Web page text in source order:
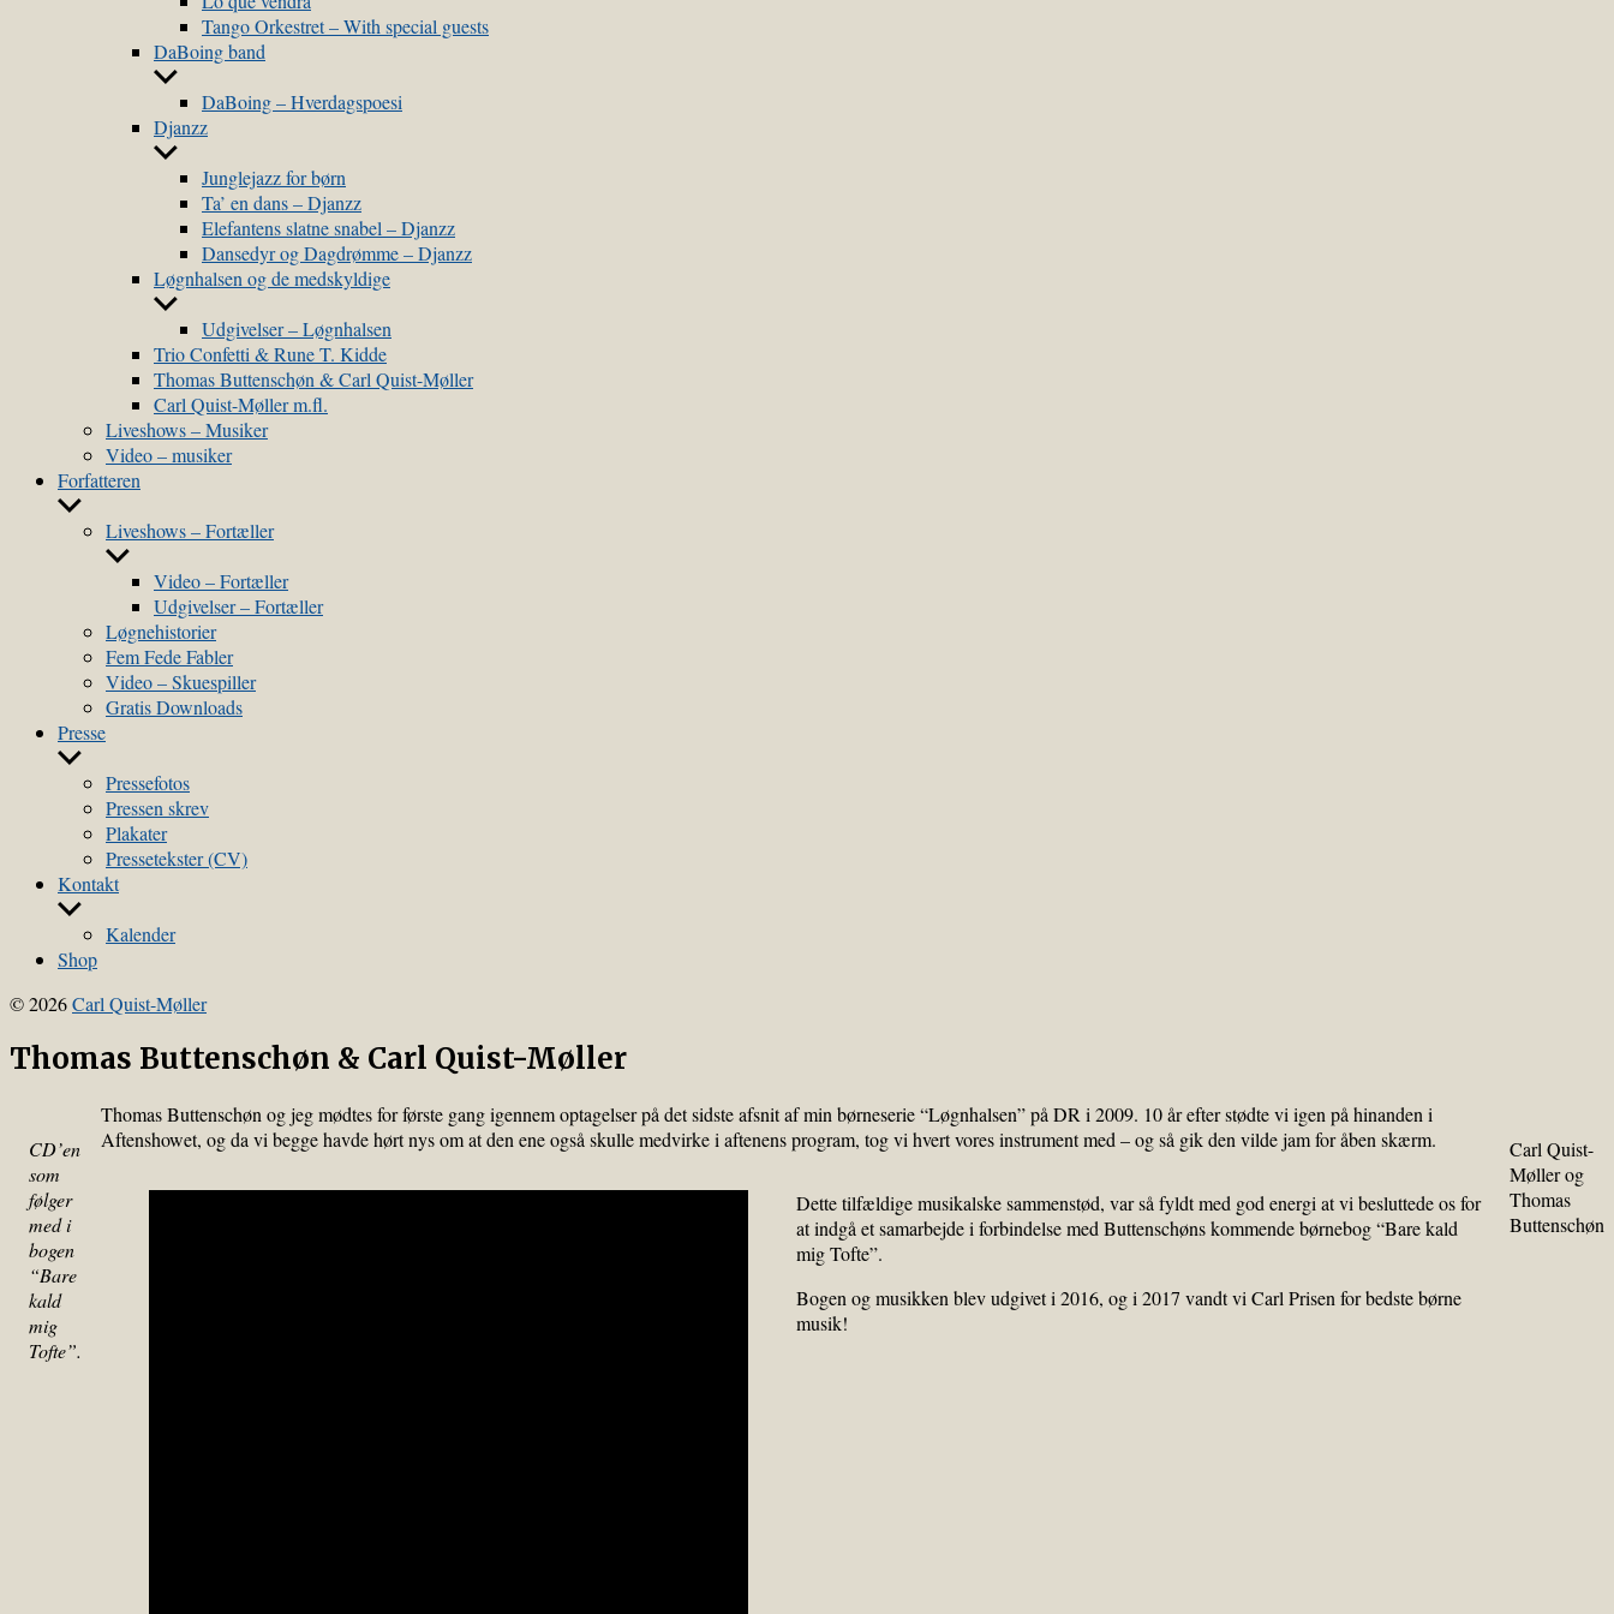
Tango Orkestret – With special guests
DaBoing band
Show
menu
DaBoing – Hverdagspoesi
Djanzz
Show
menu
Junglejazz for børn
Ta’ en dans – Djanzz
Elefantens slatne snabel – Djanzz
Dansedyr og Dagdrømme – Djanzz
Løgnhalsen og de medskyldige
Show
menu
Udgivelser – Løgnhalsen
Trio Confetti & Rune T. Kidde
Thomas Buttenschøn & Carl Quist-Møller
Carl Quist-Møller m.fl.
Liveshows – Musiker
Video – musiker
Forfatteren
Show
Liveshows – Fortæller
Show
menu
Video – Fortæller
Udgivelser – Fortæller
Løgnehistorier
Fem Fede Fabler
Video – Skuespiller
Gratis Downloads
Presse
Show
menu
Pressefotos
Pressen skrev
Plakater
Pressetekster (CV)
Kontakt
Show
menu
Kalender
Shop
© 2026Carl Quist-Møller
Thomas Buttenschøn & Carl Quist-Møller
CD’en
som
følger
med i
bogen
“Bare
kald
mig
Tofte”.
Carl Quist-
Møller og
Thomas
Buttenschøn
Thomas Buttenschøn og jeg mødtes for første gang igennem optagelser på det sidste afsnit af min børneserie “Løgnhalsen” på DR i 2009. 10 år efter stødte vi igen på hinanden i
Aftenshowet, og da vi begge havde hørt nys om at den ene også skulle medvirke i aftenens program, tog vi hvert vores instrument med – og så gik den vilde jam for åben skærm.
Dette tilfældige musikalske sammenstød, var så fyldt med god energi at vi besluttede os for
at indgå et samarbejde i forbindelse med Buttenschøns kommende børnebog “Bare kald
mig Tofte”.
Bogen og musikken blev udgivet i 2016, og i 2017 vandt vi Carl Prisen for bedste børne
musik!